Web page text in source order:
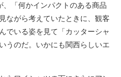
、「何かインパクトのある商品
ながら考えていたときに、観客
でいる姿を見て「カッターシャ
うのだ。いかにも関西らしいエ